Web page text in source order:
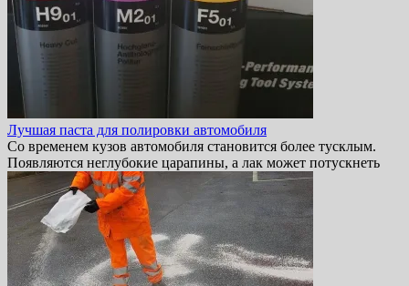
Лучшая паста для полировки автомобиля
Со временем кузов автомобиля становится более тусклым.
Появляются неглубокие царапины, а лак может потускнеть